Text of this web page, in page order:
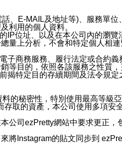
、E-MAIL及地址等)、服務單
利用的個人資料。
IP位址、以及在本公司內的瀏
量上分析，不會和特定個人相連
子商務服務、履行法定或合約
目的，依照各該服務之性質，
特定目的存續期間及法令規
的秘密性，特別使用最高等級
取的資產，本公司使用多項安
公司ezPretty網站中要求更正，
將Instagram的貼文同步到